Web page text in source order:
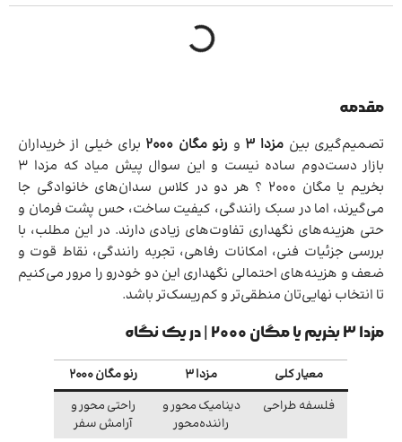
مقدمه
تصمیم‌گیری بین مزدا ۳ و رنو مگان ۲۰۰۰
برای خیلی از خریداران
بازار دست‌دوم ساده نیست و این سوال پیش میاد که مزدا ۳
بخریم یا مگان ۲۰۰۰ ؟ هر دو در کلاس سدان‌های خانوادگی جا
می‌گیرند، اما در سبک رانندگی، کیفیت ساخت، حس پشت فرمان و
حتی هزینه‌های نگهداری تفاوت‌های زیادی دارند. در این مطلب، با
بررسی جزئیات فنی، امکانات رفاهی، تجربه رانندگی، نقاط قوت و
ضعف و هزینه‌های احتمالی نگهداری این دو خودرو را مرور می‌کنیم
تا انتخاب نهایی‌تان منطقی‌تر و کم‌ریسک‌تر باشد.
مزدا ۳ بخریم یا مگان ۲۰۰۰ | در یک نگاه
معیار کلی مزدا ۳
رنو مگان ۲۰۰۰
فلسفه طراحی
دینامیک محور و
راننده‌محور
راحتی محور و
آرامش سفر